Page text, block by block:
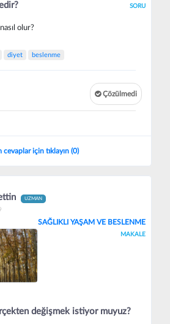
SORU
olur?
diyet beslenme
Çözülmedi
cevaplar için tıklayın (0)
UZMAN
SAĞLIKLI YAŞAM VE BESLENME
MAKALE
değişmek istiyor muyuz?